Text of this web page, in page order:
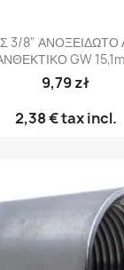
3/8" ΑΝΟΞΕΙΔΩΤΟ
GW
9,79 zł
2,38 €tax incl.